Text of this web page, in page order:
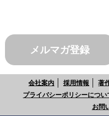
メルマガ登録
会社案内 採用情報 著
プライバシーポリシーについ
お問